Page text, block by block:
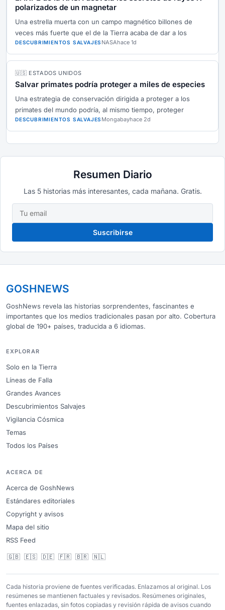
polarizados de un magnetar
Una estrella muerta con un campo magnético billones de
veces más fuerte que el de la Tierra acaba de dar a los
DESCUBRIMIENTOS SALVAJES NASAhace 1d
🇺🇸 ESTADOS UNIDOS
Salvar primates podría proteger a miles de especies
Una estrategia de conservación dirigida a proteger a los
primates del mundo podría, al mismo tiempo, proteger
DESCUBRIMIENTOS SALVAJES Mongabayhace 2d
Resumen Diario
Las 5 historias más interesantes, cada mañana. Gratis.
Suscribirse
GOSHNEWS
GoshNews revela las historias sorprendentes, fascinantes e
importantes que los medios tradicionales pasan por alto. Cobertura
global de 190+ países, traducida a 6 idiomas.
EXPLORAR
Solo en la Tierra
Líneas de Falla
Grandes Avances
Descubrimientos Salvajes
Vigilancia Cósmica
Temas
Todos los Países
ACERCA DE
Acerca de GoshNews
Estándares editoriales
Copyright y avisos
Mapa del sitio
RSS Feed
🇬🇧 🇪🇸 🇩🇪 🇫🇷 🇧🇷 🇳🇱
Cada historia proviene de fuentes verificadas. Enlazamos al original. Los
resúmenes se mantienen factuales y revisados. Resúmenes originales,
fuentes enlazadas, sin fotos copiadas y revisión rápida de avisos cuando